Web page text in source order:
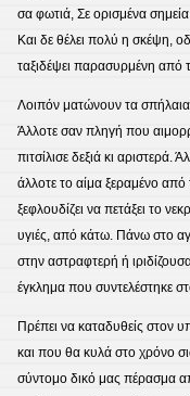
σα φωτιά, Σε ορισμένα
Και δε θέλει πολύ η σκέψη,
ταξιδέψει παρασυρμένη από
Λοιπόν ματώνουν τα
Άλλοτε σαν πληγή που
πιτσίλισε δεξιά κι αριστερά.
άλλοτε το αίμα ξεραμένο
ξεφλουδίζει να πετάξει το
υγιές, από κάτω. Πάνω στο
στην αστραφτερή ή
έγκλημα που συντελέστηκε
Πρέπει να καταδυθείς στον
και που θα κυλά στο χρόνο
σύντομο δικό μας πέρασμα